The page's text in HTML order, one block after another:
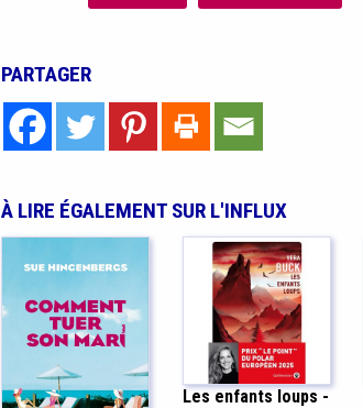
PARTAGER
À LIRE ÉGALEMENT SUR L'INFLUX
Les enfants loups -